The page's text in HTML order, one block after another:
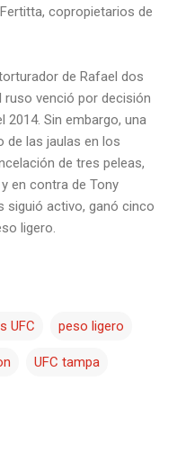
copropietarios de
de Rafael dos
venció por decisión
2014. Sin embargo, una
de las jaulas en los
de tres peleas,
en contra de Tony
siguió activo, ganó cinco
ligero.
UFC peso ligero
UFC tampa